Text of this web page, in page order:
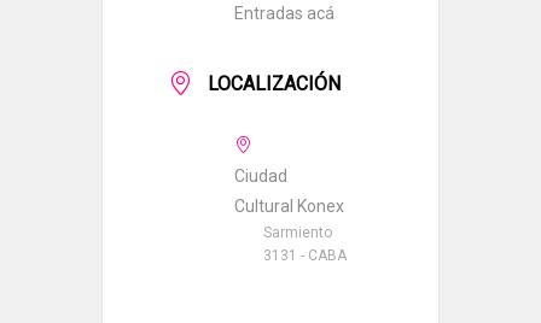
Entradas acá
LOCALIZACIÓN
Ciudad
Cultural Konex
Sarmiento
3131 - CABA